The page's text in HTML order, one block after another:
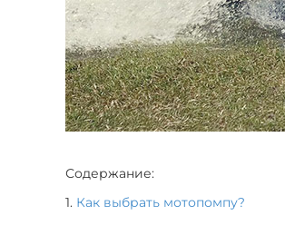
Содержание:
1. Как выбрать мотопомпу?